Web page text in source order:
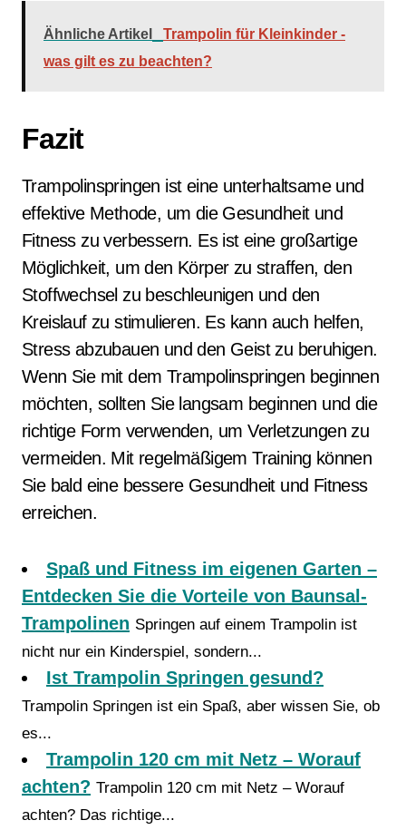
Ähnliche Artikel
Trampolin für Kleinkinder -
was gilt es zu beachten?
Fazit
Trampolinspringen ist eine unterhaltsame und
effektive Methode, um die Gesundheit und
Fitness zu verbessern. Es ist eine großartige
Möglichkeit, um den Körper zu straffen, den
Stoffwechsel zu beschleunigen und den
Kreislauf zu stimulieren. Es kann auch helfen,
Stress abzubauen und den Geist zu beruhigen.
Wenn Sie mit dem Trampolinspringen beginnen
möchten, sollten Sie langsam beginnen und die
richtige Form verwenden, um Verletzungen zu
vermeiden. Mit regelmäßigem Training können
Sie bald eine bessere Gesundheit und Fitness
erreichen.
Spaß und Fitness im eigenen Garten –
Entdecken Sie die Vorteile von Baunsal-
Trampolinen Springen auf einem Trampolin ist
nicht nur ein Kinderspiel, sondern...
Ist Trampolin Springen gesund?
Trampolin Springen ist ein Spaß, aber wissen Sie, ob
es...
Trampolin 120 cm mit Netz – Worauf
achten? Trampolin 120 cm mit Netz – Worauf
achten? Das richtige...